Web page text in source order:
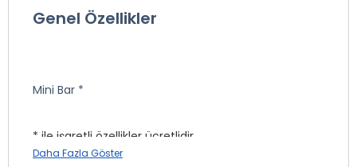
Genel Özellikler
Mini Bar *
* ile işaretli özellikler ücretlidir.
Daha Fazla Göster